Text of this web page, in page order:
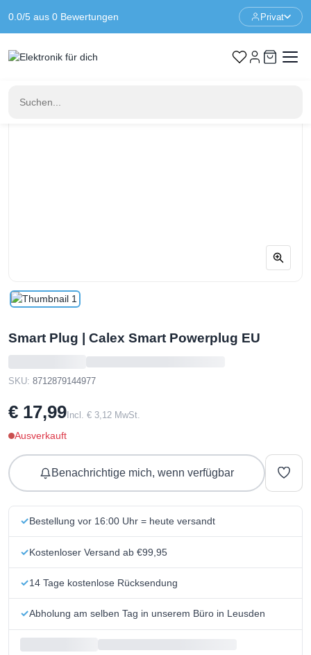
0.0/5 aus 0 Bewertungen Privat
Startseite
Hausautomation
Smart Plug | Calex Smart Powerplug EU
SKU: 8712879144977
€ 17,99 Incl. € 3,12 MwSt.
Ausverkauft
Benachrichtige mich, wenn verfügbar
Bestellung vor 16:00 Uhr = heute versandt
Kostenloser Versand ab €99,95
14 Tage kostenlose Rücksendung
Abholung am selben Tag in unserem Büro in Leusden